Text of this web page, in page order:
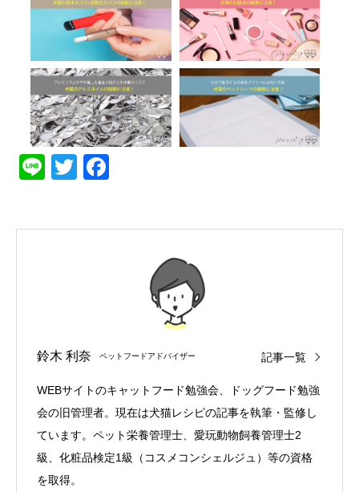
LineTwitter
鈴木 利奈 ペットフードアドバイザー 記事一覧
WEBサイトのキャットフード勉強会、ドッグフード勉強
会の旧管理者。現在は犬猫レシピの記事を執筆・監修し
ています。ペット栄養管理士、愛玩動物飼養管理士2
級、化粧品検定1級（コスメコンシェルジュ）等の資格
を取得。